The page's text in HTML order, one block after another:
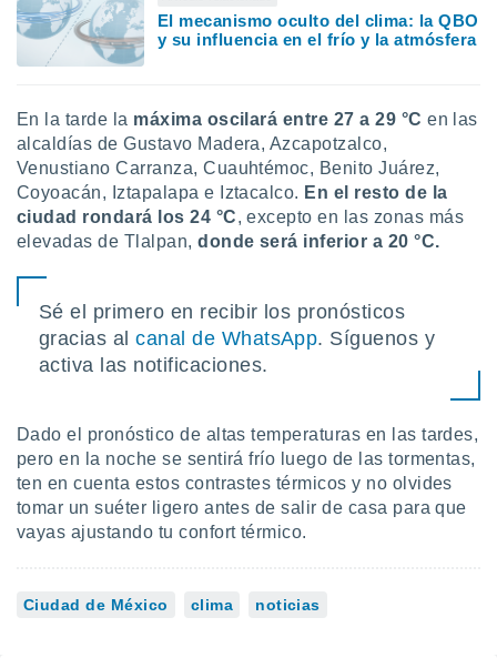
El mecanismo oculto del clima: la QBO
y su influencia en el frío y la atmósfera
En la tarde la máxima oscilará entre 27 a 29 °Cen las
alcaldías de Gustavo Madera, Azcapotzalco,
Venustiano Carranza, Cuauhtémoc, Benito Juárez,
Coyoacán, Iztapalapa e Iztacalco. En el resto de la
ciudad rondará los 24 °C, excepto en las zonas más
elevadas de Tlalpan,donde será inferior a 20 °C.
Sé el primero en recibir los pronósticos
gracias alcanal de WhatsApp. Síguenos y
activa las notificaciones.
Dado el pronóstico de altas temperaturas en las tardes,
pero en la noche se sentirá frío luego de las tormentas,
ten en cuenta estos contrastes térmicos y no olvides
tomar un suéter ligero antes de salir de casa para que
vayas ajustando tu confort térmico.
Ciudad de México clima noticias